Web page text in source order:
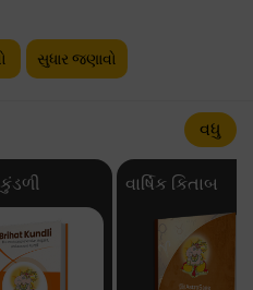
સુધાર જણાવો
વધુ
વાર્ષિક કિતાબ